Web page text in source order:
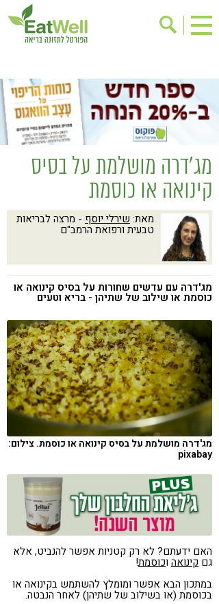
בישול בריא
אינדקס עסקים
ריפוי ומניעת מחלות
בריאות האישה
מתכוני בריאות
אירועים
שינוי תזונתי
גישות בתזונה
דיאטה
ניקוי רעלים
מזונות על
ילדים
רגישות לגלוטן
טעים להכיר
קורונה
טבעונות
מג'דרה מושלמת על בסיס
קינואה או כוסמת
מאת: שירלי יוסף - מרצה לבריאות
טבעית ורפואת הרמב"ם
מג'דרה עם עדשים שחורות על בסיס קינואה או
כוסמת או שילוב של שתיהן - בריא וטעים
מג'דרה מושלמת על בסיס קינואה או כוסמת. צילום:
pixabay
האם ידעתם? לא רק קטניות אפשר להנביט, אלא
גם קינואהוכוסמת!
במתכון הבא אפשר ומומלץ להשתמש בקינואה או
בכוסמת (או בשילוב של שתיהן) לאחר הנבטה.